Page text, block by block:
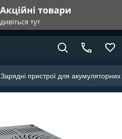
Зарядні пристрої для